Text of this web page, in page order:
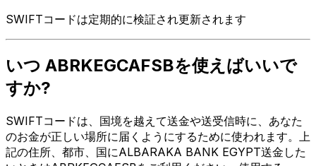
SWIFTコードは定期的に検証され更新されます
いつ ABRKEGCAFSBを使えばいいで
すか?
SWIFTコードは、国境を越えて送金や送受信時に、あなた
のお金が正しい場所に届くようにするために使われます。上
記の住所、都市、国にALBARAKA BANK EGYPT送金した